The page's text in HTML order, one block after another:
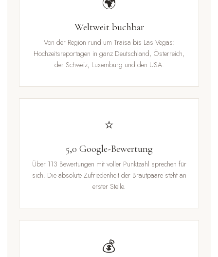
Weltweit buchbar
Von der Region rund um Traisa bis Las Vegas:
Hochzeitsreportagen in ganz Deutschland, Österreich,
der Schweiz, Luxemburg und den USA.
⭐
5,0 Google-Bewertung
Über 113 Bewertungen mit voller Punktzahl sprechen für
sich. Die absolute Zufriedenheit der Brautpaare steht an
erster Stelle.
💰